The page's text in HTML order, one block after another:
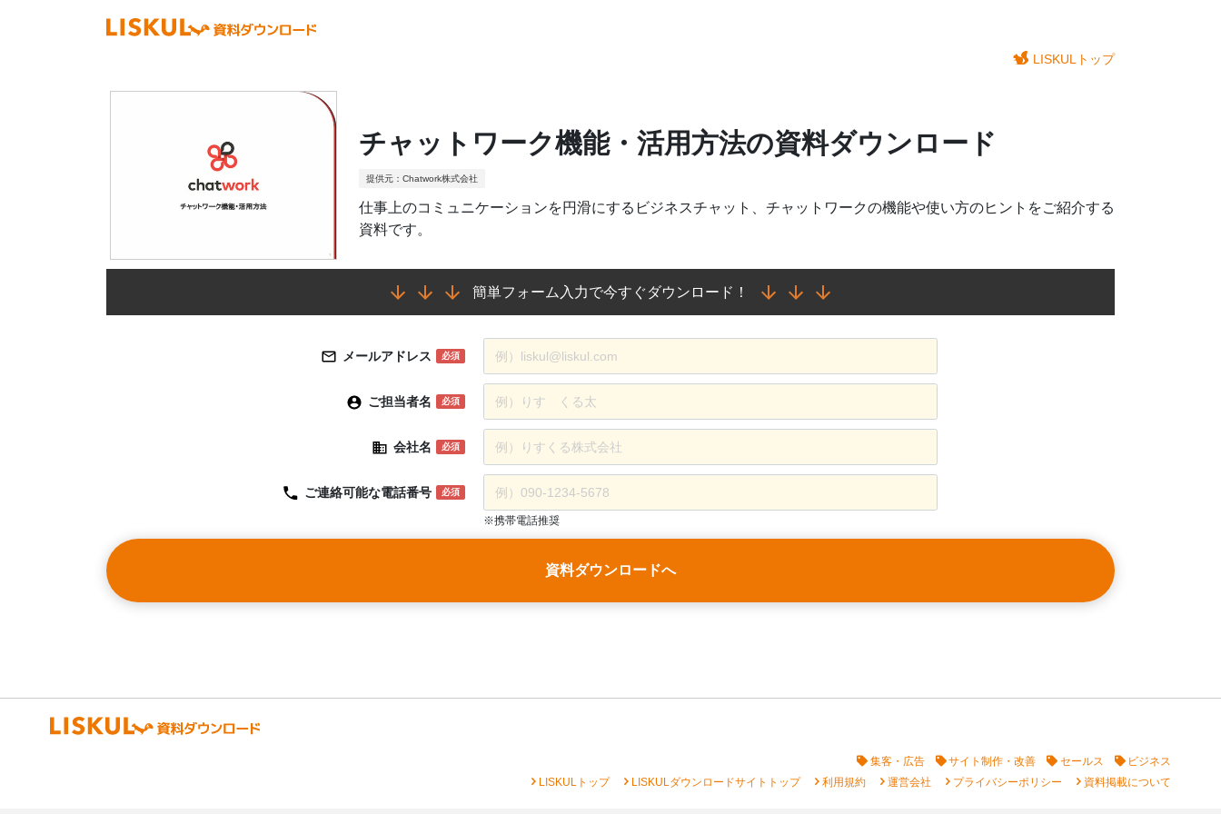
LISKULトップ
チャットワーク機能・活用方法の資料ダウンロード
提供元：Chatwork株式会社
仕事上のコミュニケーションを円滑にするビジネスチャット、チャットワークの機能や使い方のヒントをご紹介する
資料です。
簡単フォーム入力で今すぐダウンロード！
メールアドレス 必須
ご担当者名 必須
会社名 必須
ご連絡可能な電話番号 必須
※携帯電話推奨
資料ダウンロードへ
集客・広告 サイト制作・改善 セールス ビジネス
chevron_rightLISKULトップ chevron_rightLISKULダウンロードサイトトップ chevron_right利用規約 chevron_right運営会社 chevron_rightプライバシーポリシー chevron_right資料掲載について